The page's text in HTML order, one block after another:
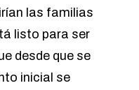
las familias
listo para ser
desde que se
inicial se